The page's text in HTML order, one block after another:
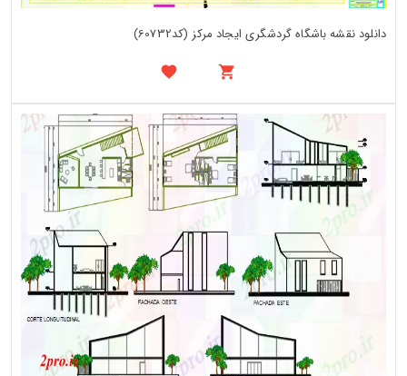
دانلود نقشه باشگاه گردشگری ایجاد مرکز (کد60732)